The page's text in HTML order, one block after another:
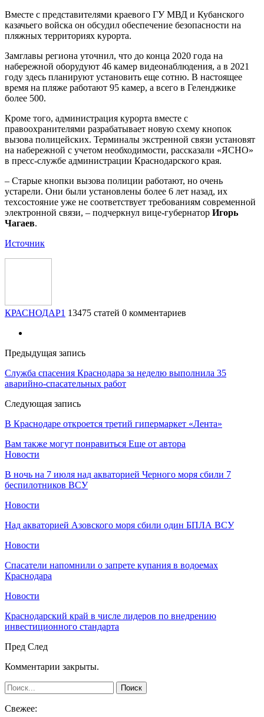
Вместе с представителями краевого ГУ МВД и Кубанского
казачьего войска он обсудил обеспечение безопасности на
пляжных территориях курорта.
Замглавы региона уточнил, что до конца 2020 года на
набережной оборудуют 46 камер видеонаблюдения, а в 2021
году здесь планируют установить еще сотню. В настоящее
время на пляже работают 95 камер, а всего в Геленджике
более 500.
Кроме того, администрация курорта вместе с
правоохранителями разрабатывает новую схему кнопок
вызова полицейских. Терминалы экстренной связи установят
на набережной с учетом необходимости, рассказали «ЯСНО»
в пресс-службе администрации Краснодарского края.
– Старые кнопки вызова полиции работают, но очень
устарели. Они были установлены более 6 лет назад, их
техсостояние уже не соответствует требованиям современной
электронной связи, – подчеркнул вице-губернатор Игорь
Чагаев.
Источник
КРАСНОДАР1 13475 статей 0 комментариев
Предыдущая запись
Служба спасения Краснодара за неделю выполнила 35
аварийно-спасательных работ
Следующая запись
В Краснодаре откроется третий гипермаркет «Лента»
Вам также могут понравиться Еще от автора
Новости
В ночь на 7 июля над акваторией Черного моря сбили 7
беспилотников ВСУ
Новости
Над акваторией Азовского моря сбили один БПЛА ВСУ
Новости
Спасатели напомнили о запрете купания в водоемах
Краснодара
Новости
Краснодарский край в числе лидеров по внедрению
инвестиционного стандарта
Пред След
Комментарии закрыты.
Свежее: